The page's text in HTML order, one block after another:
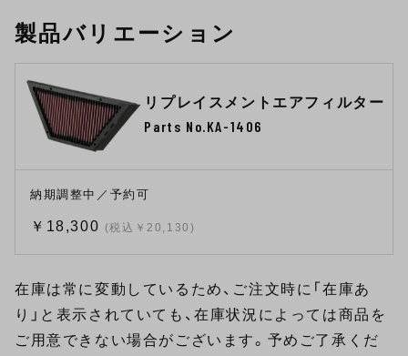
製品バリエーション
リプレイスメントエアフィルター
Parts No.KA-1406
納期調整中／予約可
￥18,300 (税込￥20,130)
在庫は常に変動しているため、ご注文時に「在庫あ
り」と表示されていても、在庫状況によっては商品を
ご用意できない場合がございます。予めご了承くだ